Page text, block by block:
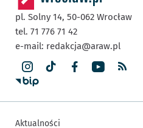
pl. Solny 14, 50-062 Wrocław
tel. 71 776 71 42
e-mail: redakcja@araw.pl
Aktualności